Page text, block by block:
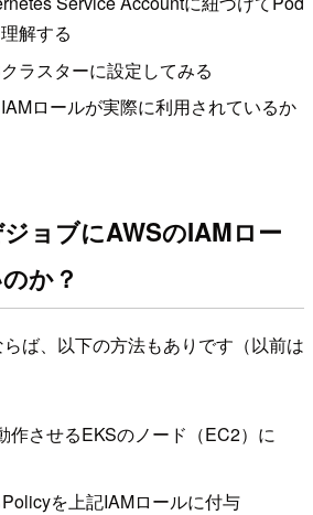
解する
ラスターに設定してみる
ロールが実際に利用されているか
ョブにAWSのIAMロー
か？
ば、以下の方法もありです（以前は
作させるEKSのノード（EC2）に
を上記IAMロールに付与